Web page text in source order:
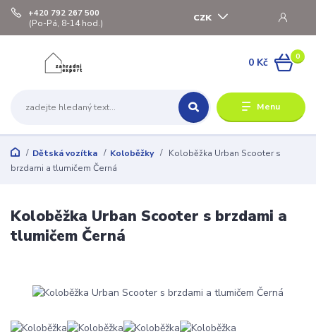
Menu
CZK
+420 792 267 500
(Po-Pá, 8-14 hod.)
0
0 Kč
Dětská vozítka Koloběžky
Koloběžka Urban Scooter s
brzdami a tlumičem Černá
Koloběžka Urban Scooter s brzdami a
tlumičem Černá